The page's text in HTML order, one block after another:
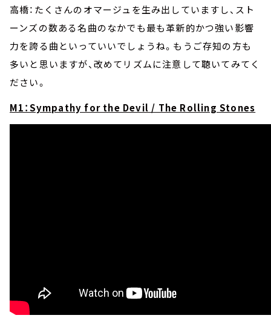
高橋：たくさんのオマージュを生み出していますし、スト
ーンズの数ある名曲のなかでも最も革新的かつ強い影響
力を誇る曲といっていいでしょうね。もうご存知の方も
多いと思いますが、改めてリズムに注意して聴いてみてく
ださい。
M1：Sympathy for the Devil / The Rolling Stones